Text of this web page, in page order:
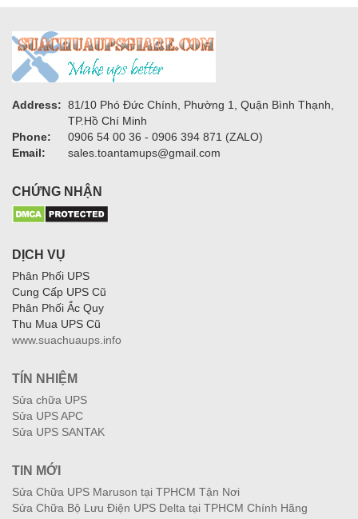
Address: 81/10 Phó Đức Chính, Phường 1, Quận Bình Thạnh,
TP.Hồ Chí Minh
Phone:
0906 54 00 36 - 0906 394 871 (ZALO)
Email:
sales.toantamups@gmail.com
CHỨNG NHẬN
DỊCH VỤ
Phân Phối UPS
Cung Cấp UPS Cũ
Phân Phối Ắc Quy
Thu Mua UPS Cũ
www.suachuaups.info
TÍN NHIỆM
Sửa chữa UPS
Sửa UPS APC
Sửa UPS SANTAK
TIN MỚI
Sửa Chữa UPS Maruson tại TPHCM Tận Nơi
Sửa Chữa Bộ Lưu Điện UPS Delta tại TPHCM Chính Hãng